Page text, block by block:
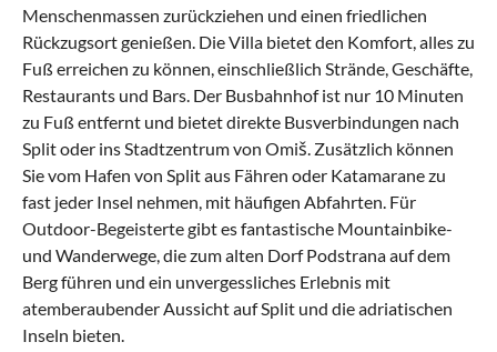
Menschenmassen zurückziehen und einen friedlichen
Rückzugsort genießen. Die Villa bietet den Komfort, alles zu
Fuß erreichen zu können, einschließlich Strände, Geschäfte,
Restaurants und Bars. Der Busbahnhof ist nur 10 Minuten
zu Fuß entfernt und bietet direkte Busverbindungen nach
Split oder ins Stadtzentrum von Omiš. Zusätzlich können
Sie vom Hafen von Split aus Fähren oder Katamarane zu
fast jeder Insel nehmen, mit häufigen Abfahrten. Für
Outdoor-Begeisterte gibt es fantastische Mountainbike-
und Wanderwege, die zum alten Dorf Podstrana auf dem
Berg führen und ein unvergessliches Erlebnis mit
atemberaubender Aussicht auf Split und die adriatischen
Inseln bieten.